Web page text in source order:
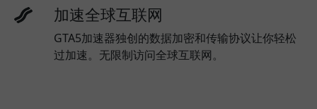
加速全球互联网
GTA5加速器独创的数据加密和传输协议让你轻松
过加速。无限制访问全球互联网。